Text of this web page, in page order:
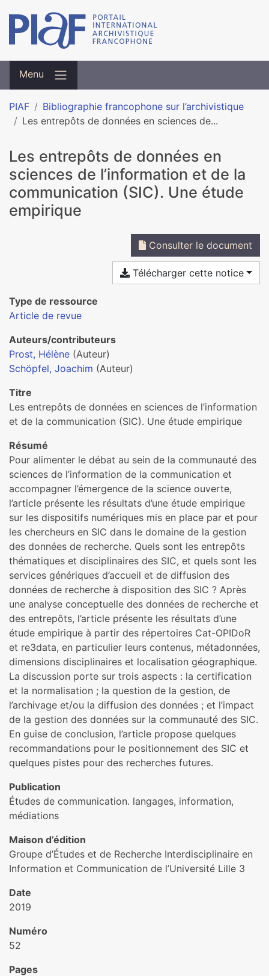
Menu
PIAF
Bibliographie francophone sur l’archivistique
Les entrepôts de données en sciences de...
Les entrepôts de données en
sciences de l’information et de la
communication (SIC). Une étude
empirique
Consulter le document
Télécharger cette notice
Type de ressource
Article de revue
Auteurs/contributeurs
Prost, Hélène (Auteur)
Schöpfel, Joachim (Auteur)
Titre
Les entrepôts de données en sciences de l’information
et de la communication (SIC). Une étude empirique
Résumé
Pour alimenter le débat au sein de la communauté des
sciences de l’information de la communication et
accompagner l’émergence de la science ouverte,
l’article présente les résultats d’une étude empirique
sur les dispositifs numériques mis en place par et pour
les chercheurs en SIC dans le domaine de la gestion
des données de recherche. Quels sont les entrepôts
thématiques et disciplinaires des SIC, et quels sont les
services génériques d’accueil et de diffusion des
données de recherche à disposition des SIC ? Après
une analyse conceptuelle des données de recherche et
des entrepôts, l’article présente les résultats d’une
étude empirique à partir des répertoires Cat-OPIDoR
et re3data, en particulier leurs contenus, métadonnées,
dimensions disciplinaires et localisation géographique.
La discussion porte sur trois aspects : la certification
et la normalisation ; la question de la gestion, de
l’archivage et/ou la diffusion des données ; et l’impact
de la gestion des données sur la communauté des SIC.
En guise de conclusion, l’article propose quelques
recommandations pour le positionnement des SIC et
quelques pistes pour des recherches futures.
Publication
Études de communication. langages, information,
médiations
Maison d’édition
Groupe d’Études et de Recherche Interdisciplinaire en
Information et Communication de l’Université Lille 3
Date
2019
Numéro
52
Pages